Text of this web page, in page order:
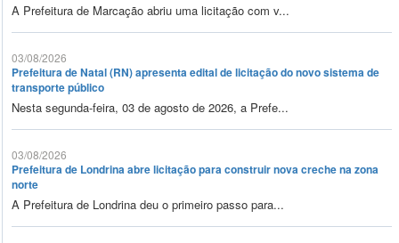
A Prefeitura de Marcação abriu uma licitação com v...
03/08/2026
Prefeitura de Natal (RN) apresenta edital de licitação do novo sistema de
transporte público
Nesta segunda-feira, 03 de agosto de 2026, a Prefe...
03/08/2026
Prefeitura de Londrina abre licitação para construir nova creche na zona
norte
A Prefeitura de Londrina deu o primeiro passo para...